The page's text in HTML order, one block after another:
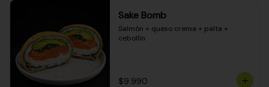
Sake Bomb
Salmón + queso crema + palta +
cebollín
$9.990